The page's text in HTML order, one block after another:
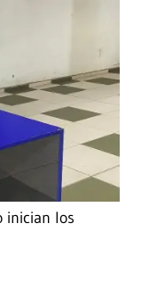
inician los